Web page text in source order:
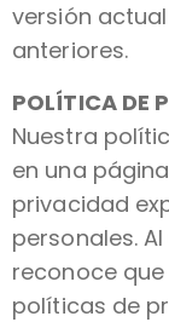
versión
anteriores.
POLÍTICA DE
Nuestra
en una
privacidad
personales.
reconoce
políticas de